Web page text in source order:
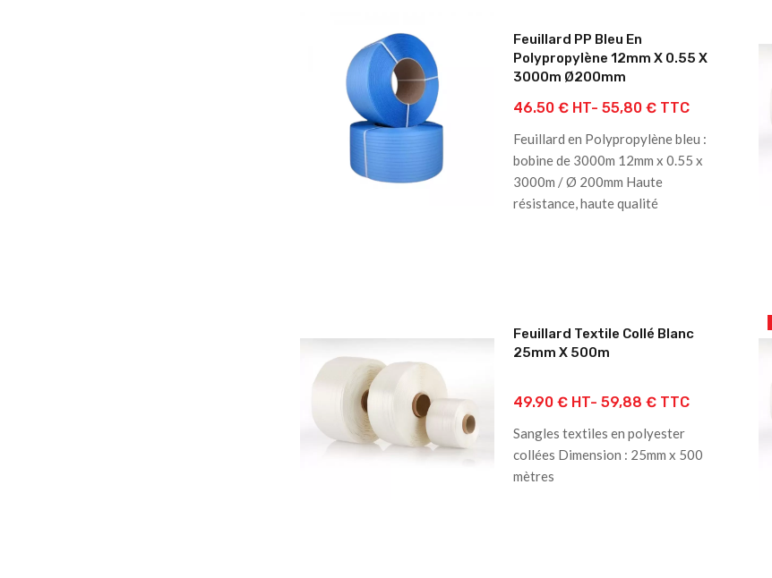
Feuillard PP Bleu En
Polypropylène 12mm X 0.55 X
3000m Ø200mm
46.50 € HT- 55,80 € TTC
Feuillard en Polypropylène bleu :
bobine de 3000m 12mm x 0.55 x
3000m / Ø 200mm Haute
résistance, haute qualité
Feuillard Textile Collé Blanc
25mm X 500m
49.90 € HT- 59,88 € TTC
Sangles textiles en polyester
collées Dimension : 25mm x 500
mètres